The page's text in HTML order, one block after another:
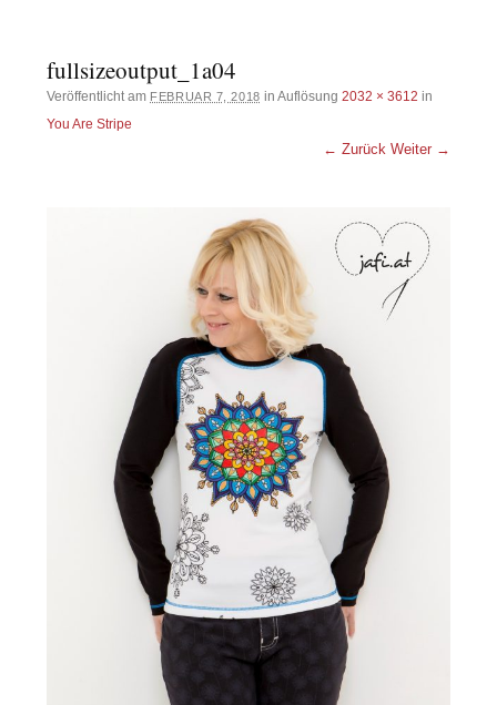
fullsizeoutput_1a04
Veröffentlicht am FEBRUAR 7, 2018 in Auflösung 2032 × 3612 in
You Are Stripe
← Zurück Weiter →